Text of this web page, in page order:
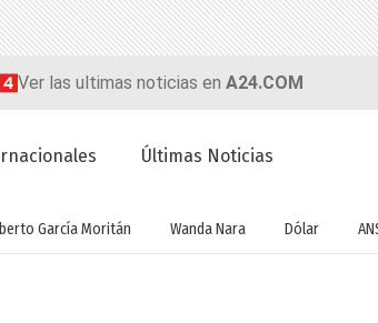
Ver las ultimas noticias en A24.COM
Últimas Noticias
García Moritán Wanda Nara Dólar